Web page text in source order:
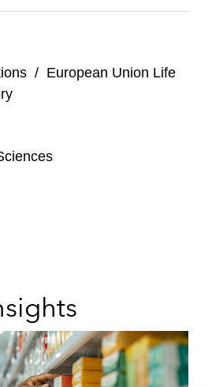
/ European Union Life